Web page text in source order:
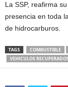
La SSP, reafirma
presencia en toda
de hidrocarburos.
TAGS COMBUSTIBLE
VEHICULOS